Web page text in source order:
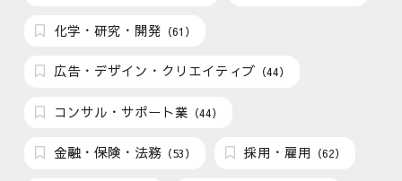
化学・研究・開発 （61）
広告・デザイン・クリエイティブ （44）
コンサル・サポート業 （44）
金融・保険・法務 （53） 採用・雇用 （62）